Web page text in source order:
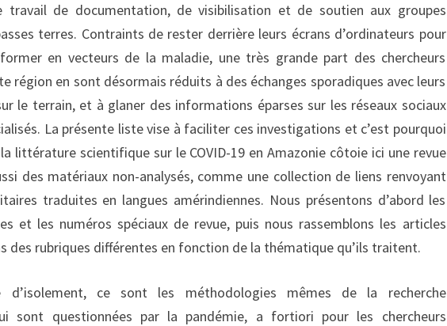
de documentation, de visibilisation et de soutien aux groupes
terres. Contraints de rester derrière leurs écrans d’ordinateurs pour
en vecteurs de la maladie, une très grande part des chercheurs
région en sont désormais réduits à des échanges sporadiques avec leurs
le terrain, et à glaner des informations éparses sur les réseaux sociaux
La présente liste vise à faciliter ces investigations et c’est pourquoi
littérature scientifique sur le COVID-19 en Amazonie côtoie ici une revue
des matériaux non-analysés, comme une collection de liens renvoyant
traduites en langues amérindiennes. Nous présentons d’abord les
et les numéros spéciaux de revue, puis nous rassemblons les articles
des rubriques différentes en fonction de la thématique qu’ils traitent.
d’isolement, ce sont les méthodologies mêmes de la recherche
sont questionnées par la pandémie, a fortiori pour les chercheurs